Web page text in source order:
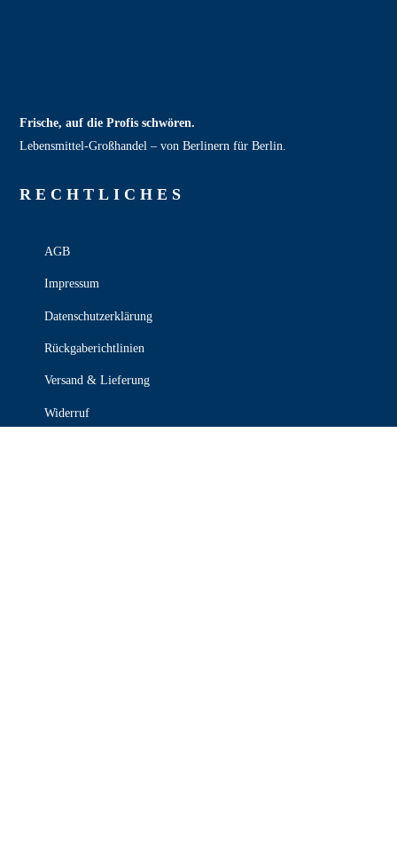
Frische, auf die Profis schwören.
Lebensmittel‑Großhandel – von Berlinern für Berlin.
RECHT­LICHES
AGB
Impressum
Datenschutzerklärung
Rückgaberichtlinien
Versand & Lieferung
Widerruf